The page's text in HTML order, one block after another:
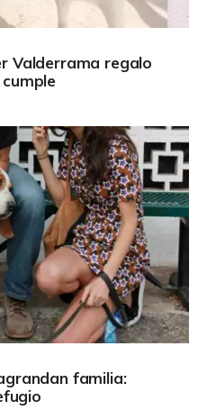
Valderrama regalo
familia: